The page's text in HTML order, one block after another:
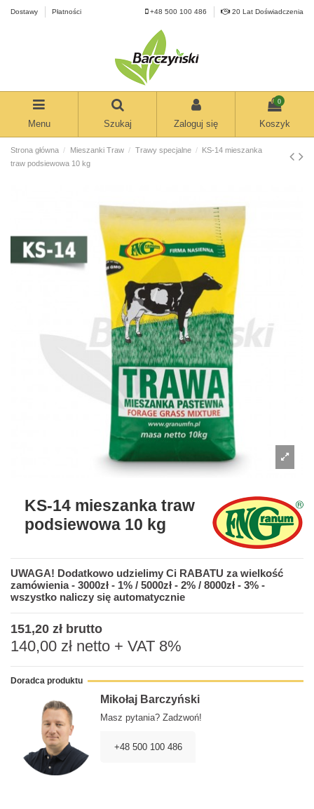
Dostawy Płatności +48 500 100 486 20 Lat Doświadczenia
Menu Szukaj Zaloguj się
0
Koszyk
Strona główna Mieszanki Traw Trawy specjalne
KS-14 mieszanka
traw podsiewowa 10 kg
KS-14 mieszanka traw
podsiewowa 10 kg
UWAGA! Dodatkowo udzielimy Ci RABATU za wielkość
zamówienia - 3000zł - 1% / 5000zł - 2% / 8000zł - 3% -
wszystko naliczy się automatycznie
151,20 zł brutto
140,00 zł netto + VAT 8%
Doradca produktu
Mikołaj Barczyński
Masz pytania? Zadzwoń!
+48 500 100 486